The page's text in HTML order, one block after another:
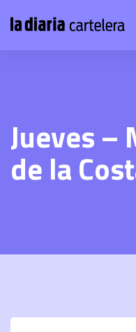
Jueves –
de la